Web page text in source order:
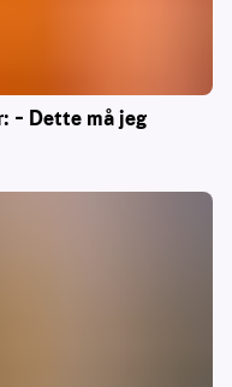
– Dette må jeg